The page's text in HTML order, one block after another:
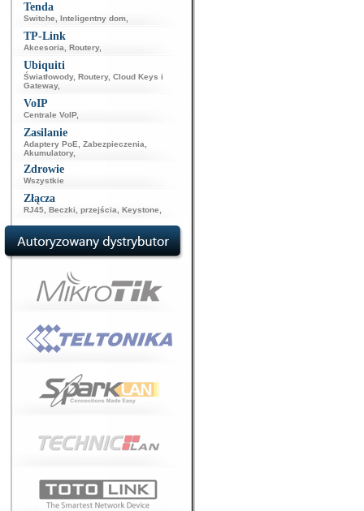
Tenda
Switche Inteligentny dom
TP-Link
Akcesoria Routery,
Ubiquiti
Światłowody, Routery, Cloud Keys i
Gateway,
VoIP
Centrale VoIP,
Zasilanie
Adaptery PoE Zabezpieczenia
Akumulatory,
Zdrowie
Wszystkie
Złącza
RJ45 Beczki, przejścia Keystone